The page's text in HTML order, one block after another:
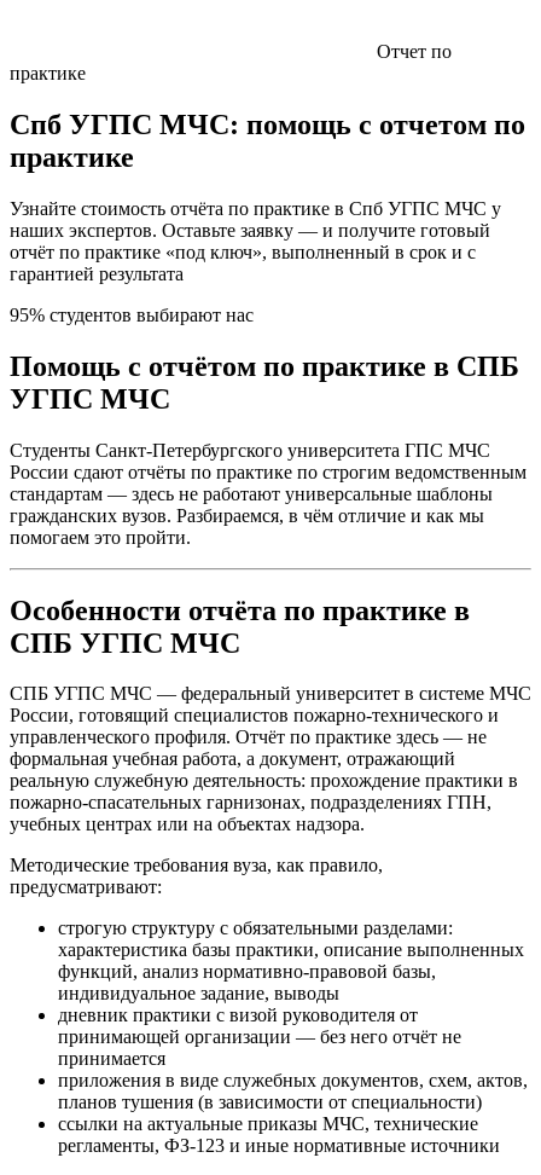
Отчет по
практике
Спб УГПС МЧС: помощь с отчетом по
практике
Узнайте стоимость отчёта по практике в Спб УГПС МЧС у
наших экспертов. Оставьте заявку — и получите готовый
отчёт по практике «под ключ», выполненный в срок и с
гарантией результата
95% студентов выбирают нас
Помощь с отчётом по практике в СПБ
УГПС МЧС
Студенты Санкт-Петербургского университета ГПС МЧС
России сдают отчёты по практике по строгим ведомственным
стандартам — здесь не работают универсальные шаблоны
гражданских вузов. Разбираемся, в чём отличие и как мы
помогаем это пройти.
Особенности отчёта по практике в
СПБ УГПС МЧС
СПБ УГПС МЧС — федеральный университет в системе МЧС
России, готовящий специалистов пожарно-технического и
управленческого профиля. Отчёт по практике здесь — не
формальная учебная работа, а документ, отражающий
реальную служебную деятельность: прохождение практики в
пожарно-спасательных гарнизонах, подразделениях ГПН,
учебных центрах или на объектах надзора.
Методические требования вуза, как правило,
предусматривают:
строгую структуру с обязательными разделами:
характеристика базы практики, описание выполненных
функций, анализ нормативно-правовой базы,
индивидуальное задание, выводы
дневник практики с визой руководителя от
принимающей организации — без него отчёт не
принимается
приложения в виде служебных документов, схем, актов,
планов тушения (в зависимости от специальности)
ссылки на актуальные приказы МЧС, технические
регламенты, ФЗ-123 и иные нормативные источники